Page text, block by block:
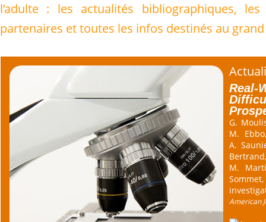
l’adulte : les actualités bibliographiques,
partenaires et toutes les infos destinés au
Real-
G.
M.
A.
M.
American